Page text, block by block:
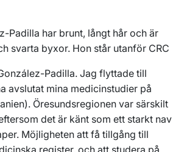
Padilla. Jag flyttade till
avslutat mina medicinstudier på
Öresundsregionen var särskilt
det är känt som ett starkt nav
Möjligheten att få tillgång till